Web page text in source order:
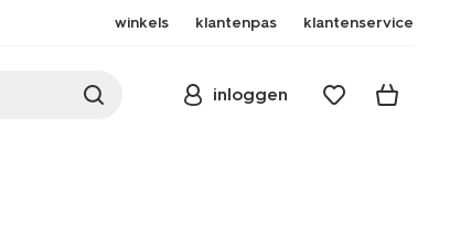
winkels klantenpas klantenservice
inloggen